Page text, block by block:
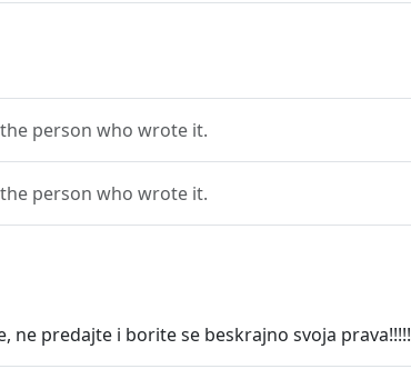
person who wrote it.
person who wrote it.
ne predajte i borite se beskrajno svoja prava!!!!!